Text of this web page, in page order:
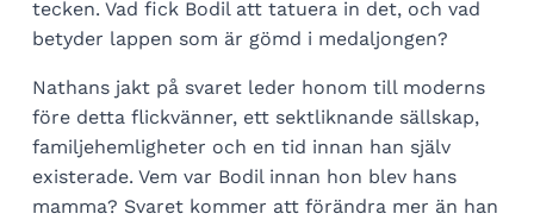
tecken. Vad fick Bodil att tatuera in det, och vad
betyder lappen som är gömd i medaljongen?
Nathans jakt på svaret leder honom till moderns
före detta flickvänner, ett sektliknande sällskap,
familjehemligheter och en tid innan han själv
existerade. Vem var Bodil innan hon blev hans
mamma? Svaret kommer att förändra mer än han